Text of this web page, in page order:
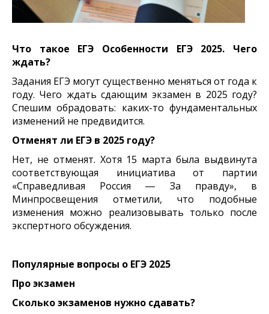
Что такое ЕГЭ Особенности ЕГЭ 2025. Чего
ждать?
Задания ЕГЭ могут существенно меняться от года к
году. Чего ждать сдающим экзамен в 2025 году?
Спешим обрадовать: каких-то фундаментальных
изменений не предвидится.
Отменят ли ЕГЭ в 2025 году?
Нет, не отменят. Хотя 15 марта была выдвинута
соответствующая инициатива от партии
«Справедливая Россия ― За правду», в
Минпросвещения отметили, что подобные
изменения можно реализовывать только после
экспертного обсуждения.
Популярные вопросы о ЕГЭ 2025
Про экзамен
Сколько экзаменов нужно сдавать?